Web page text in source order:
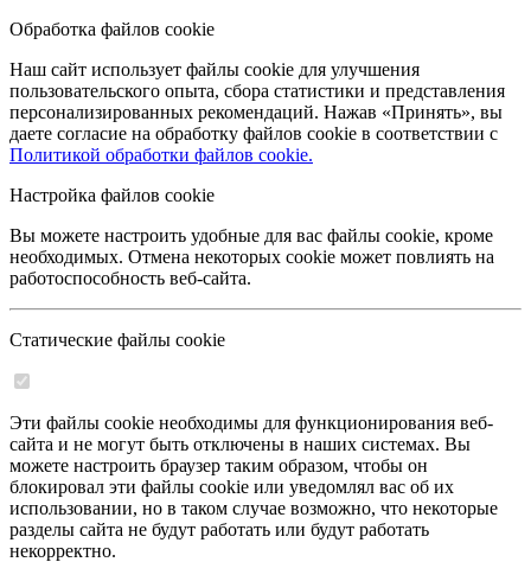
Обработка файлов cookie
Наш сайт использует файлы cookie для улучшения
пользовательского опыта, сбора статистики и представления
персонализированных рекомендаций. Нажав «Принять», вы
даете согласие на обработку файлов cookie в соответствии с
Политикой обработки файлов cookie.
Настройка файлов cookie
Вы можете настроить удобные для вас файлы cookie, кроме
необходимых. Отмена некоторых cookie может повлиять на
работоспособность веб-сайта.
Статические файлы cookie
Эти файлы cookie необходимы для функционирования веб-
сайта и не могут быть отключены в наших системах. Вы
можете настроить браузер таким образом, чтобы он
блокировал эти файлы cookie или уведомлял вас об их
использовании, но в таком случае возможно, что некоторые
разделы сайта не будут работать или будут работать
некорректно.